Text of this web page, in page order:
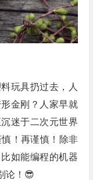
玩具扔过去，人
金刚？人家早就
迷于二次元世界
！再谨慎！除非
如能编程的机器
论！😎